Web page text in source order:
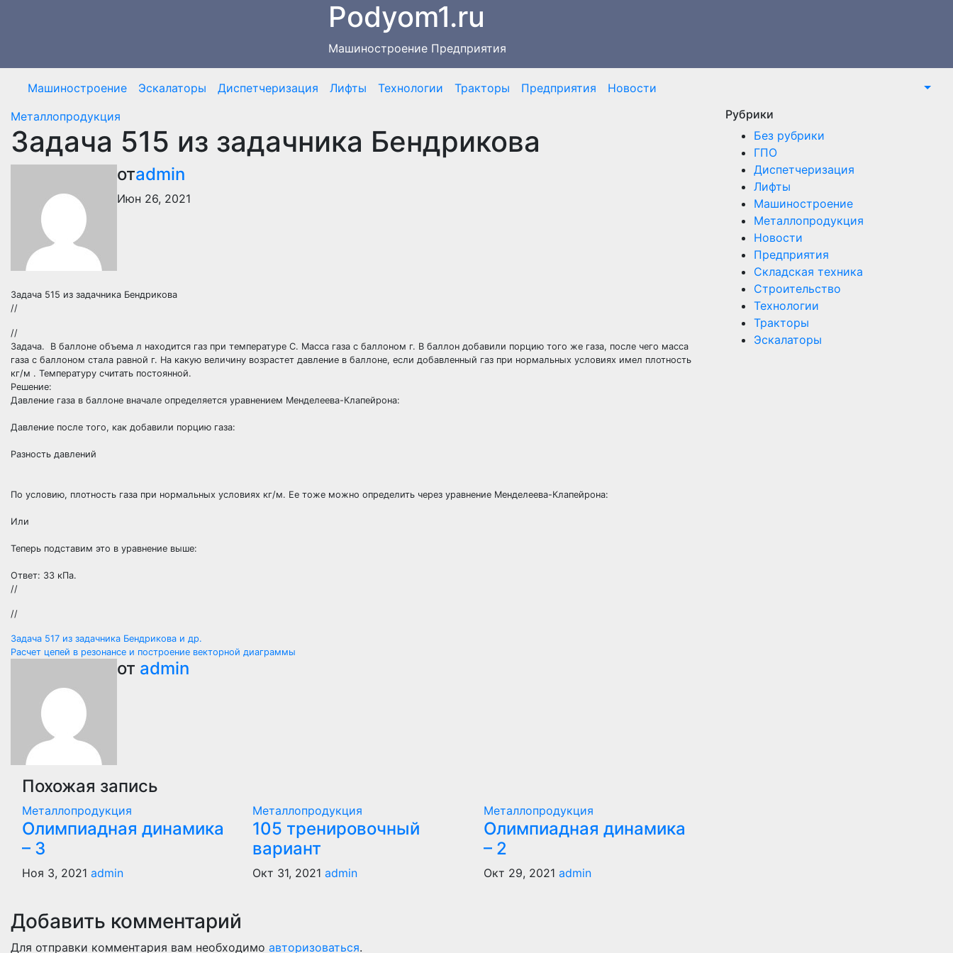
Podyom1.ru
Машиностроение Предприятия
Машиностроение Эскалаторы Диспетчеризация Лифты Технологии Тракторы Предприятия
Новости
Металлопродукция
Задача 515 из задачника Бендрикова
отadmin
Июн 26, 2021
Задача 515 из задачника Бендрикова
//
//
Задача. В баллоне объема л находится газ при температуре C. Масса газа с баллоном г. В баллон добавили порцию того же газа, после чего масса
газа с баллоном стала равной г. На какую величину возрастет давление в баллоне, если добавленный газ при нормальных условиях имел плотность
кг/м . Температуру считать постоянной.
Решение:
Давление газа в баллоне вначале определяется уравнением Менделеева-Клапейрона:
Давление после того, как добавили порцию газа:
Разность давлений
По условию, плотность газа при нормальных условиях кг/м. Ее тоже можно определить через уравнение Менделеева-Клапейрона:
Или
Теперь подставим это в уравнение выше:
Ответ: 33 кПа.
//
//
Навигация
записям
Задача 517 из задачника Бендрикова и др.
Расчет цепей в резонансе и построение векторной диаграммы
от admin
Похожая запись
Металлопродукция
Олимпиадная динамика
– 3
Ноя 3, 2021 admin
Металлопродукция
105 тренировочный
вариант
Окт 31, 2021 admin
Металлопродукция
Олимпиадная динамика
– 2
Окт 29, 2021 admin
Добавить комментарий
Для отправки комментария вам необходимо авторизоваться.
Рубрики
Без рубрики
ГПО
Диспетчеризация
Лифты
Машиностроение
Металлопродукция
Новости
Предприятия
Складская техника
Строительство
Технологии
Тракторы
Эскалаторы